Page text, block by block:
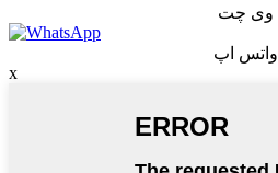
وی چت
واتس اپ
x